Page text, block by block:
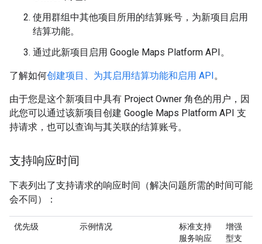
使用群组中其他项目所用的结算账号，为新项目启用
结算功能。
通过此新项目启用 Google Maps Platform API。
了解如何创建项目、为其启用结算功能和启用 API。
由于您是这个新项目中具有 Project Owner 角色的用户，因
此您可以通过该新项目创建 Google Maps Platform API 支
持请求，也可以查询与其关联的结算账号。
支持响应时间
下表列出了支持请求的响应时间（解决问题所需的时间可能
会不同）：
优先级 示例情况
标准支持
服务响应
增强
型支